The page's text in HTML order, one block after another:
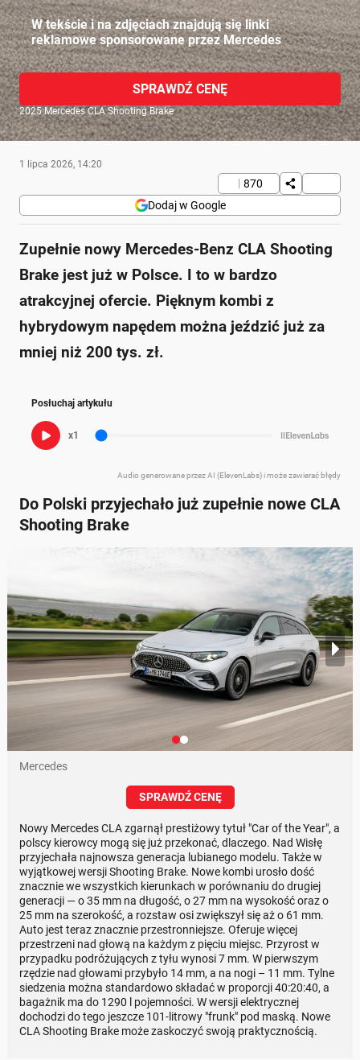
W tekście i na zdjęciach znajdują się linki
reklamowe sponsorowane przez Mercedes
2025 Mercedes CLA Shooting Brake
SPRAWDŹ CENĘ
1 lipca 2026, 14:20
870
Dodaj w Google
Zupełnie nowy Mercedes-Benz CLA Shooting
Brake jest już w Polsce. I to w bardzo
atrakcyjnej ofercie. Pięknym kombi z
hybrydowym napędem można jeździć już za
mniej niż 200 tys. zł.
Posłuchaj artykułu
x1
Audio generowane przez AI (ElevenLabs) i może zawierać błędy
Do Polski przyjechało już zupełnie nowe CLA
Shooting Brake
Mercedes
SPRAWDŹ CENĘ
Nowy Mercedes CLA zgarnął prestiżowy tytuł "Car of the Year", a
polscy kierowcy mogą się już przekonać, dlaczego. Nad Wisłę
przyjechała najnowsza generacja lubianego modelu. Także w
wyjątkowej wersji Shooting Brake. Nowe kombi urosło dość
znacznie we wszystkich kierunkach w porównaniu do drugiej
generacji — o 35 mm na długość, o 27 mm na wysokość oraz o
25 mm na szerokość, a rozstaw osi zwiększył się aż o 61 mm.
Auto jest teraz znacznie przestronniejsze. Oferuje więcej
przestrzeni nad głową na każdym z pięciu miejsc. Przyrost w
przypadku podróżujących z tyłu wynosi 7 mm. W pierwszym
rzędzie nad głowami przybyło 14 mm, a na nogi – 11 mm. Tylne
siedzenia można standardowo składać w proporcji 40:20:40, a
bagażnik ma do 1290 l pojemności. W wersji elektrycznej
dochodzi do tego jeszcze 101-litrowy "frunk" pod maską. Nowe
CLA Shooting Brake może zaskoczyć swoją praktycznością.